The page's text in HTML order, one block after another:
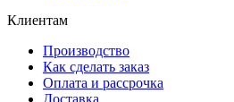
Клиентам
Производство
Как сделать заказ
Оплата и рассрочка
Доставка